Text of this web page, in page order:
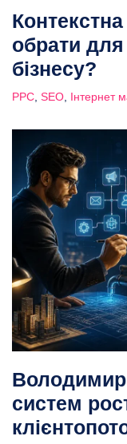
обрати
бізнесу?
PPC SEO Інтернет
Володимир
систем